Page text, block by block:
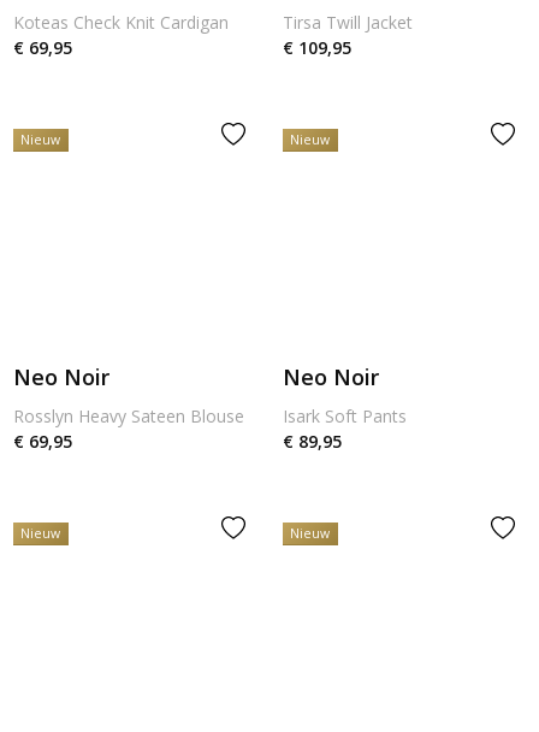
Koteas Check Knit Cardigan
€ 69,95
Tirsa Twill Jacket
€ 109,95
Nieuw
Neo Noir
Rosslyn Heavy Sateen Blouse
€ 69,95
Nieuw
Neo Noir
Isark Soft Pants
€ 89,95
Nieuw Nieuw